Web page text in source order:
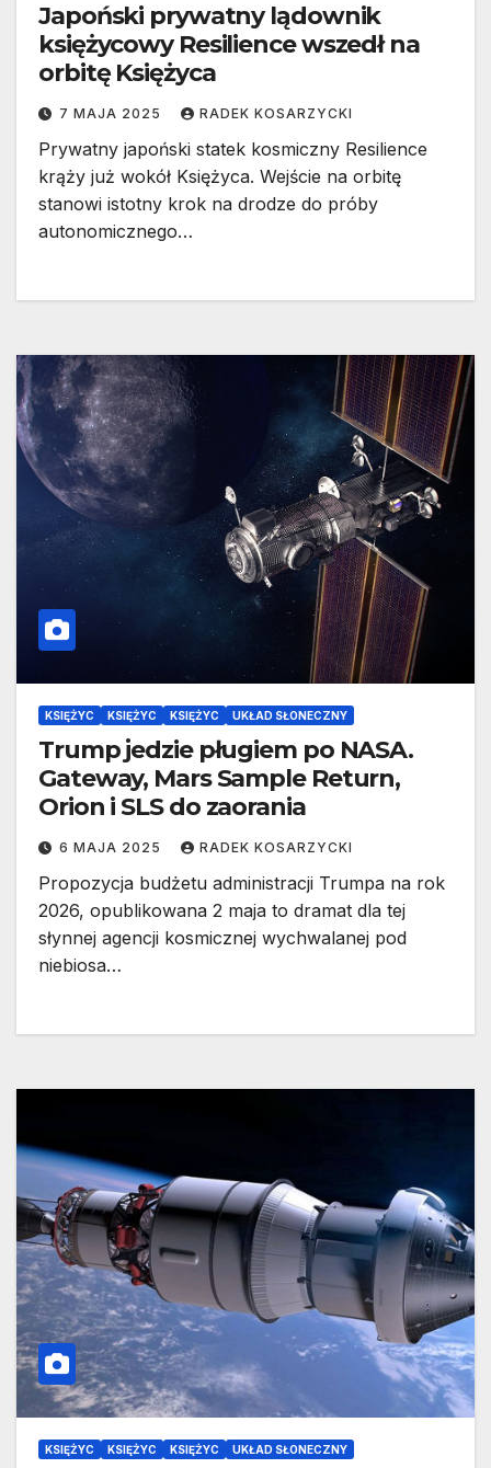
Japoński prywatny lądownik
księżycowy Resilience wszedł na
orbitę Księżyca
7 MAJA 2025 RADEK KOSARZYCKI
Prywatny japoński statek kosmiczny Resilience
krąży już wokół Księżyca. Wejście na orbitę
stanowi istotny krok na drodze do próby
autonomicznego…
KSIĘŻYC KSIĘŻYC KSIĘŻYC UKŁAD SŁONECZNY
Trump jedzie pługiem po NASA.
Gateway, Mars Sample Return,
Orion i SLS do zaorania
6 MAJA 2025 RADEK KOSARZYCKI
Propozycja budżetu administracji Trumpa na rok
2026, opublikowana 2 maja to dramat dla tej
słynnej agencji kosmicznej wychwalanej pod
niebiosa…
KSIĘŻYC KSIĘŻYC KSIĘŻYC UKŁAD SŁONECZNY